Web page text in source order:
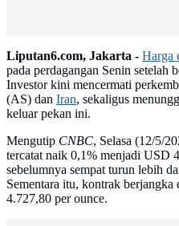
Liputan6.com, Jakarta - Harga
pada perdagangan Senin setelah
Investor kini mencermati
(AS) dan Iran, sekaligus
keluar pekan ini.
Mengutip CNBC, Selasa (12/5/
tercatat naik 0,1% menjadi USD
sebelumnya sempat turun lebih
Sementara itu, kontrak
4.727,80 per ounce.